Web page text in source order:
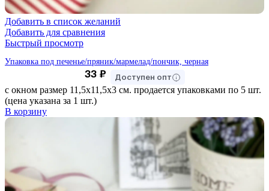
Добавить в список желаний
Добавить для сравнения
Быстрый просмотр
Упаковка под печенье/пряник/мармелад/пончик, черная
33 ₽ Доступен опт
с окном размер 11,5х11,5х3 см. продается упаковками по 5 шт.
(цена указана за 1 шт.)
В корзину